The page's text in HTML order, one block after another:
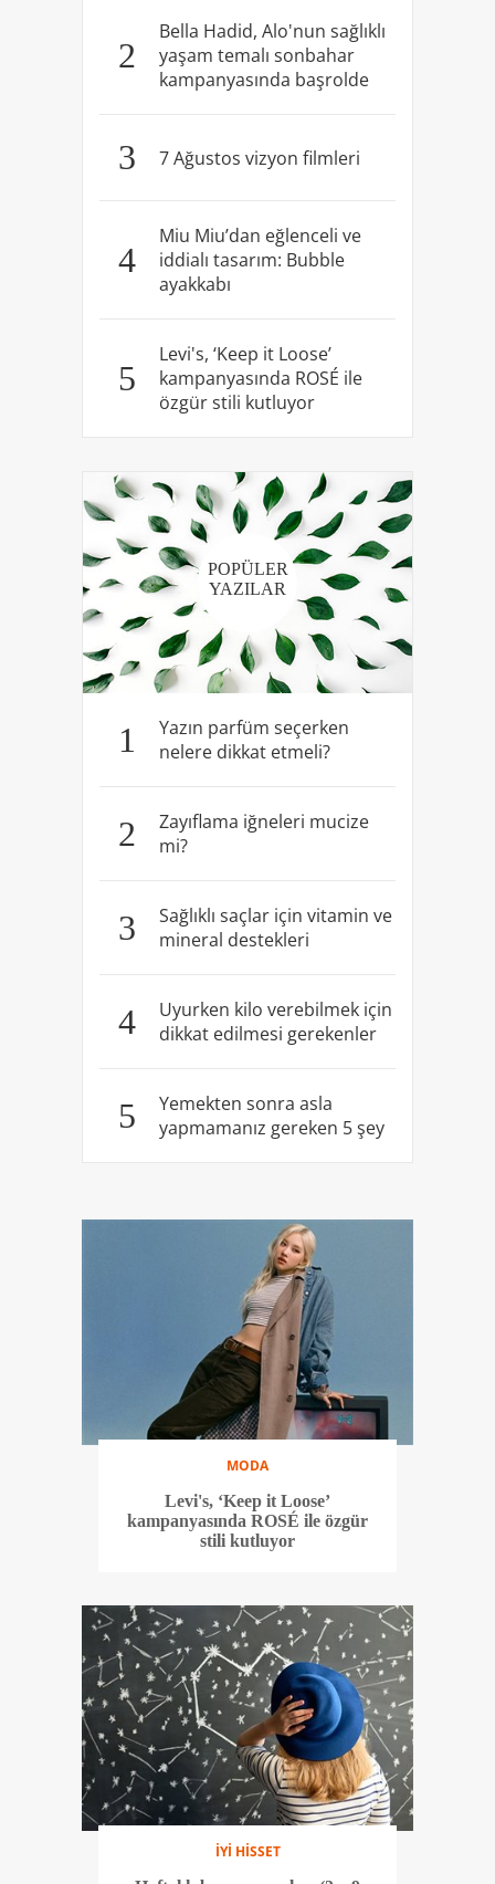
2
Bella Hadid, Alo'nun sağlıklı
yaşam temalı sonbahar
kampanyasında başrolde
3 7 Ağustos vizyon filmleri
4
Miu Miu’dan eğlenceli ve
iddialı tasarım: Bubble
ayakkabı
5
Levi's, ‘Keep it Loose’
kampanyasında ROSÉ ile
özgür stili kutluyor
POPÜLER
YAZILAR
1
Yazın parfüm seçerken
nelere dikkat etmeli?
2
Zayıflama iğneleri mucize
mi?
3
Sağlıklı saçlar için vitamin ve
mineral destekleri
4
Uyurken kilo verebilmek için
dikkat edilmesi gerekenler
5
Yemekten sonra asla
yapmamanız gereken 5 şey
MODA
Levi's, ‘Keep it Loose’
kampanyasında ROSÉ ile özgür
stili kutluyor
İYİ HİSSET